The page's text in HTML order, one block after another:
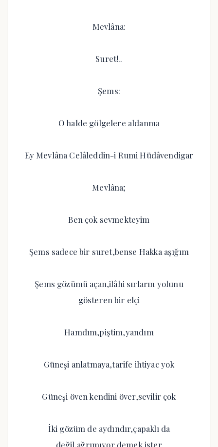
Mevlâna:
Suret!..
Şems:
O halde gölgelere aldanma
Ey Mevlâna Celâleddin-i Rumi Hüdâvendigar
Mevlâna;
Ben çok sevmekteyim
Şems sadece bir suret,bense Hakka aşığım
Şems gözümü açan,ilâhi sırların yolunu
gösteren bir elçi
Hamdım,piştim,yandım
Güneşi anlatmaya,tarife ihtiyac yok
Güneşi öven kendini över,sevilir çok
İki gözüm de aydındır,çapaklı da
değil,ağrımıyor demek ister